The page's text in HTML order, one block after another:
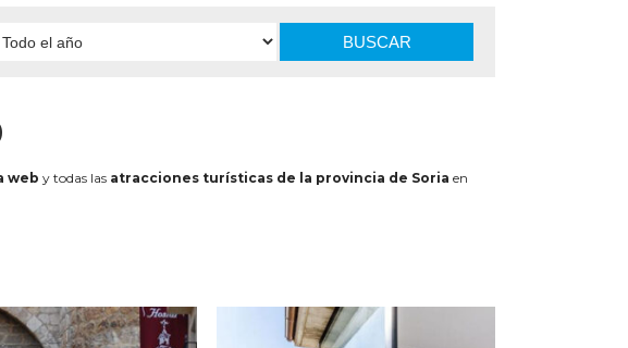
BUSCAR
web y todas las atracciones turísticas de la provincia de Soria en